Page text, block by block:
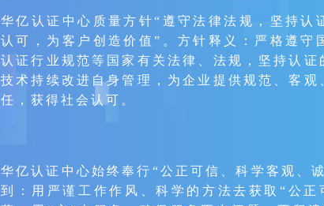
华亿认证中心质量方针“遵守法律法规，坚持认
认可，为客户创造价值”。方针释义：严格遵守
认证行业规范等国家有关法律、法规，坚持认
技术持续改进自身管理，为企业提供规范、客
任，获得社会认可。
华亿认证中心始终奉行“公正可信、科学客观、
到：用严谨工作作风、科学的方法去获取“公